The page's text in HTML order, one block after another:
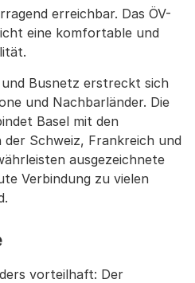
erreichbar. Das ÖV-
eine komfortable und
Busnetz erstreckt sich
und Nachbarländer. Die
Basel mit den
der Schweiz, Frankreich und
ausgezeichnete
Verbindung zu vielen
vorteilhaft: Der